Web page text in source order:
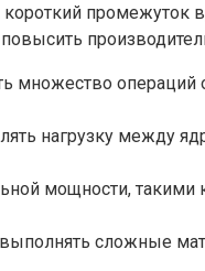
промежуток
множество операций
нагрузку между
мощности, такими
сложные